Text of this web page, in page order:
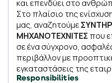
και επενδύει στο
Στο πλαίσιο της
μας, αναζητούμε
ΜΗΧΑΝΟΤΕΧΝΙΤΕΣ που
σε ένα σύγχρονο,
περιβάλλον με
εγκαταστάσεις της
Responsibilities